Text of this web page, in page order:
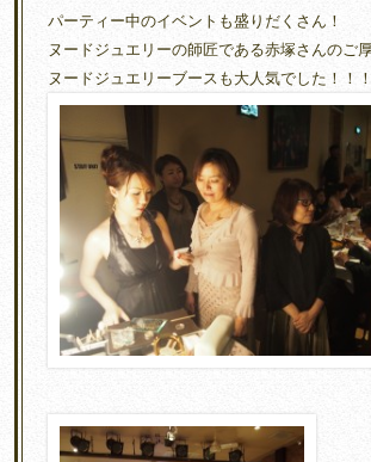
パーティー中のイベントも盛りだくさん！
ヌードジュエリーの師匠である赤塚さんのご
ヌードジュエリーブースも大人気でした！！！